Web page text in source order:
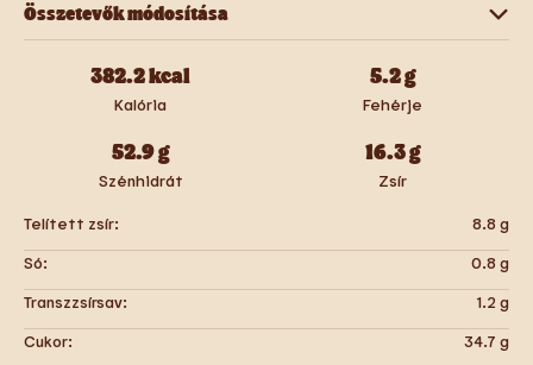
Összetevők módosítása
Fagyi Epres Öntet
382.2kcal
Kalória
5.2g
Fehérje
52.9g
Szénhidrát
16.3g
Zsír
Telített zsír: 8.8 g
Só:
0.8 g
Transzzsírsav:
1.2 g
Cukor:
34.7 g